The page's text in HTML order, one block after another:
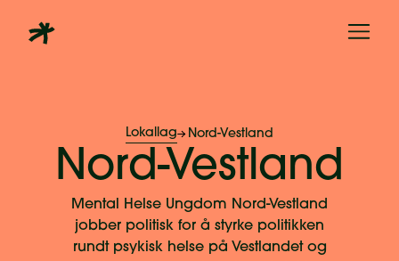
Lokallag Nord-Vestland
Nord-Vestland
Mental Helse Ungdom Nord-Vestland
jobber politisk for å styrke politikken
rundt psykisk helse på Vestlandet og